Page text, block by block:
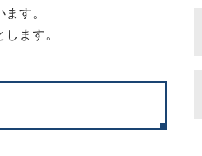
す。
ます。